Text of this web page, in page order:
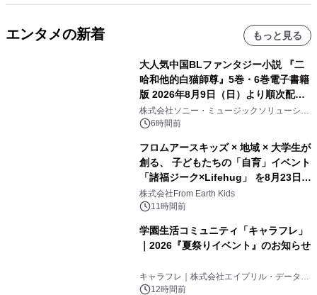
エンタメの新着 もっと見る
大人気中国BLファンタジー小説 『二
哈和他的白猫師尊』5巻・6巻電子書籍
版 2026年8月9日（日）より順次配信
開始
株式会社ソニー・ミュージックソリューショ
ンズ6時間前
フロムアースキッズ × 地域 × 大学生が
創る、 子どもたちの「自育」イベント
「諸福ジーク×Lifehug」 を8月23日
(日)開催
株式会社From Earth Kids
11時間前
学園生活コミュニティ「キャラフレ」
｜2026『夏祭りイベント』のお知らせ
キャラフレ｜株式会社エイプリル・データ・
デザインズ
12時間前